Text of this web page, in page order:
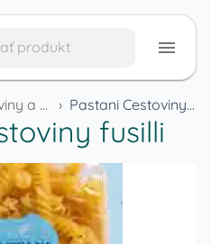
Obilniny, múky, cestoviny a cereálie › Pastani Cestoviny fusilli
fusilli